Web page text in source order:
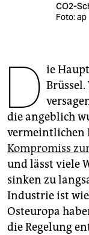
genossenschaft
epaper login
CO2-
Foto: ap
D ie
die angeblich
vermeintlichen
Kompromiss
und lässt viele
sinken zu
Industrie ist
Osteuropa
die Regelung